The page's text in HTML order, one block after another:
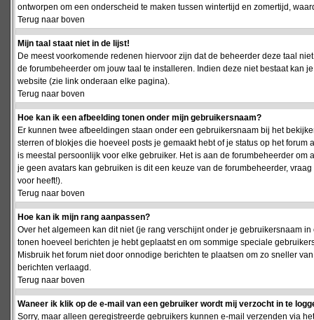
ontworpen om een onderscheid te maken tussen wintertijd en zomertijd,
Terug naar boven
Mijn taal staat niet in de lijst!
De meest voorkomende redenen hiervoor zijn dat de beheerder deze taal
de forumbeheerder om jouw taal te installeren. Indien deze niet bestaat kan
website (zie link onderaan elke pagina).
Terug naar boven
Hoe kan ik een afbeelding tonen onder mijn gebruikersnaam?
Er kunnen twee afbeeldingen staan onder een gebruikersnaam bij het
sterren of blokjes die hoeveel posts je gemaakt hebt of je status op het
is meestal persoonlijk voor elke gebruiker. Het is aan de forumbeheerder
je geen avatars kan gebruiken is dit een keuze van de forumbeheerder,
voor heeft!).
Terug naar boven
Hoe kan ik mijn rang aanpassen?
Over het algemeen kan dit niet (je rang verschijnt onder je gebruikersnaam
tonen hoeveel berichten je hebt geplaatst en om sommige speciale
Misbruik het forum niet door onnodige berichten te plaatsen om zo sneller
berichten verlaagd.
Terug naar boven
Waneer ik klik op de e-mail van een gebruiker wordt mij verzocht in te
Sorry, maar alleen geregistreerde gebruikers kunnen e-mail verzenden via